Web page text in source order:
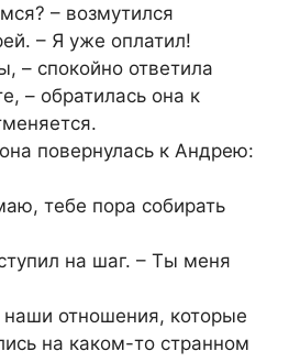
– возмутился
– Я уже оплатил!
– спокойно ответила
– обратилась она к
повернулась к Андрею:
тебе пора собирать
на шаг. – Ты меня
отношения, которые
на каком-то странном